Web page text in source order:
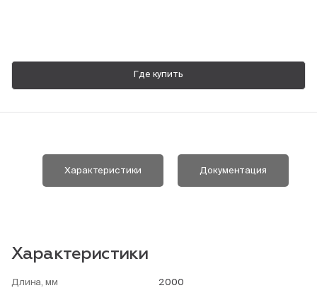
Где купить
Характеристики Документация
Характеристики
Длина, мм 2000